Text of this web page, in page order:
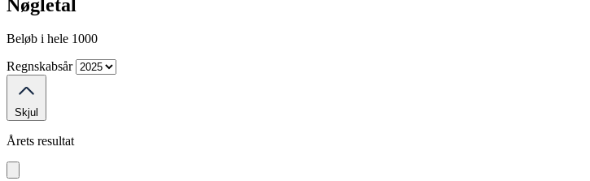
Nøgletal
Beløb i hele 1000
Regnskabsår
Skjul
Årets resultat